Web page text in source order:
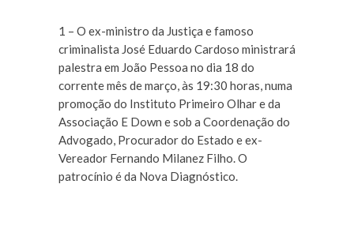
1 – O ex-ministro da Justiça e famoso
criminalista José Eduardo Cardoso ministrará
palestra em João Pessoa no dia 18 do
corrente mês de março, às 19:30 horas, numa
promoção do Instituto Primeiro Olhar e da
Associação E Down e sob a Coordenação do
Advogado, Procurador do Estado e ex-
Vereador Fernando Milanez Filho. O
patrocínio é da Nova Diagnóstico.